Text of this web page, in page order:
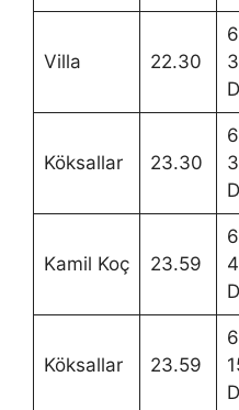
Villa 22.30
Köksallar 23.30
Kamil Koç 23.59
Köksallar 23.59